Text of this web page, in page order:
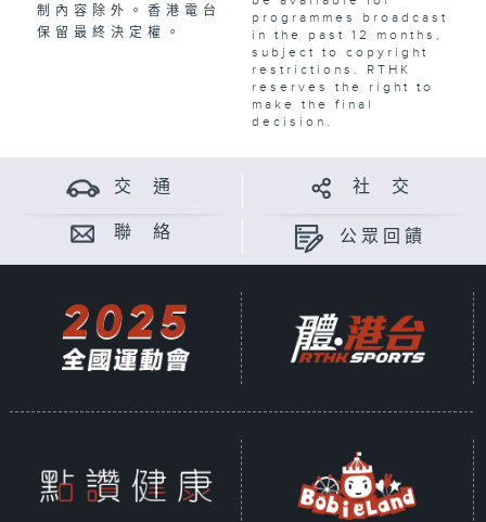
制內容除外。香港電台
保留最終決定權。
programmes broadcast
in the past 12 months,
subject to copyright
restrictions. RTHK
reserves the right to
make the final
decision.
交 通 社 交
聯 絡 公眾回饋